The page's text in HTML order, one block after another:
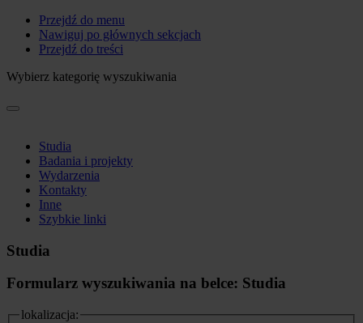
Przejdź do menu
Nawiguj po głównych sekcjach
Przejdź do treści
Wybierz kategorię wyszukiwania
Studia
Badania i projekty
Wydarzenia
Kontakty
Inne
Szybkie linki
Studia
Formularz wyszukiwania na belce: Studia
lokalizacja: